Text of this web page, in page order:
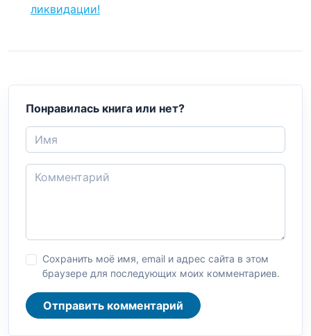
ликвидации!
Понравилась книга или нет?
Сохранить моё имя, email и адрес сайта в этом
браузере для последующих моих комментариев.
Отправить комментарий